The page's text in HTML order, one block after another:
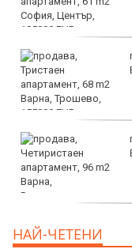
НАЙ-ЧЕТЕНИ